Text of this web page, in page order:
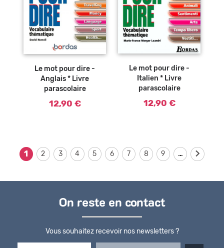
Ajouter au
Le mot pour dire -
Anglais * Livre
parascolaire
12,90 €
Ajouter au
Le mot pour dire -
Italien * Livre
parascolaire
12,90 €
1 2 3 4 5 6 7 8 9 …
On reste en contact
Vous souhaitez recevoir nos newsletters ?